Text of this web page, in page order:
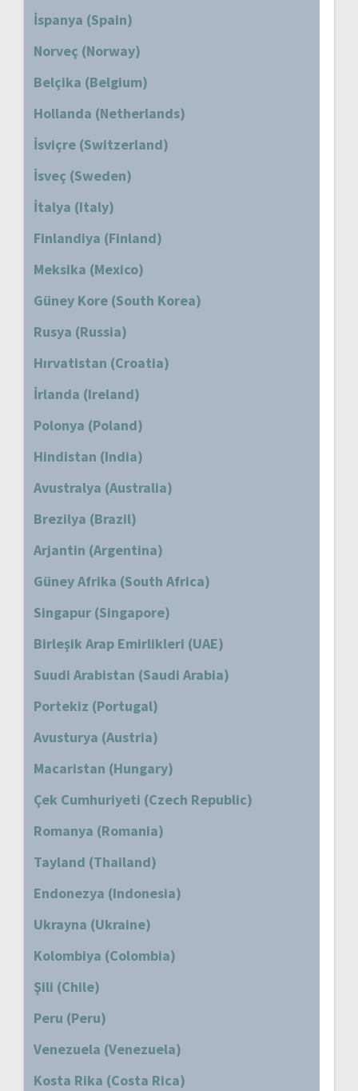
İspanya (Spain)
Norveç (Norway)
Belçika (Belgium)
Hollanda (Netherlands)
İsviçre (Switzerland)
İsveç (Sweden)
İtalya (Italy)
Finlandiya (Finland)
Meksika (Mexico)
Güney Kore (South Korea)
Rusya (Russia)
Hırvatistan (Croatia)
İrlanda (Ireland)
Polonya (Poland)
Hindistan (India)
Avustralya (Australia)
Brezilya (Brazil)
Arjantin (Argentina)
Güney Afrika (South Africa)
Singapur (Singapore)
Birleşik Arap Emirlikleri (UAE)
Suudi Arabistan (Saudi Arabia)
Portekiz (Portugal)
Avusturya (Austria)
Macaristan (Hungary)
Çek Cumhuriyeti (Czech Republic)
Romanya (Romania)
Tayland (Thailand)
Endonezya (Indonesia)
Ukrayna (Ukraine)
Kolombiya (Colombia)
Şili (Chile)
Peru (Peru)
Venezuela (Venezuela)
Kosta Rika (Costa Rica)